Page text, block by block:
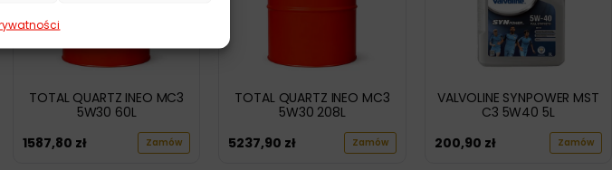
TOTAL QUARTZ INEO MC3
5W30 60L
1587,80 zł Zamów
TOTAL QUARTZ INEO MC3
5W30 208L
5237,90 zł Zamów
VALVOLINE SYNPOWER MST
C3 5W40 5L
200,90 zł Zamów